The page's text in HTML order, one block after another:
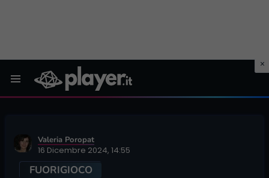
Valeria Poropat
16 Dicembre 2024, 14:55
FUORIGIOCO